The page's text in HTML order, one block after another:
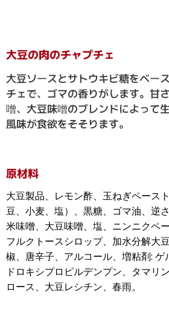
大豆の肉のチャプチェ
大豆ソースとサトウキビ糖をベー
チェで、ゴマの香りがします。甘
噌、大豆味噌のブレンドによって
風味が食欲をそそります。
原材料
大豆製品、レモン酢、玉ねぎペース
豆、小麦、塩）、黒糖、ゴマ油、逆
米味噌、大豆味噌、塩、ニンニクペ
フルクトースシロップ、加水分解大
椒、唐辛子、アルコール、増粘剤:
ドロキシプロピルデンプン、タマリ
ロース、大豆レシチン、春雨。